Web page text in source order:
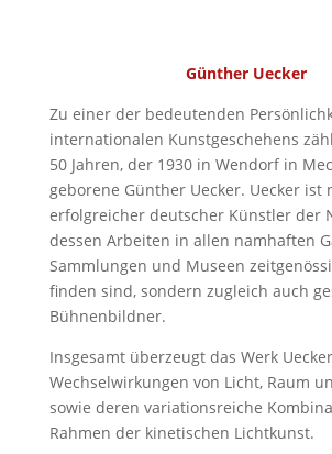
Günther Uecker
Zu einer der bedeutenden
internationalen Kunstgeschehens
50 Jahren, der 1930 in Wendorf in
geborene Günther Uecker. Uecker ist
erfolgreicher deutscher Künstler der
dessen Arbeiten in allen namhaften
Sammlungen und Museen
finden sind, sondern zugleich auch
Bühnenbildner.
Insgesamt überzeugt das Werk
Wechselwirkungen von Licht, Raum
sowie deren variationsreiche
Rahmen der kinetischen Lichtkunst.